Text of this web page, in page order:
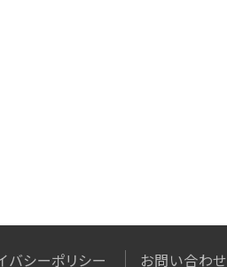
バシーポリシー お問い合わせ